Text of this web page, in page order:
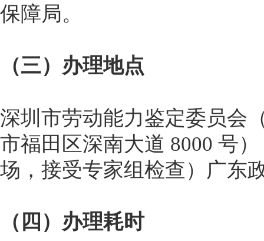
保障局。
（三）办理地点
深圳市劳动能力鉴定委员会
市福田区深南大道 8000 号
场，接受专家组检查）广东
（四）办理耗时